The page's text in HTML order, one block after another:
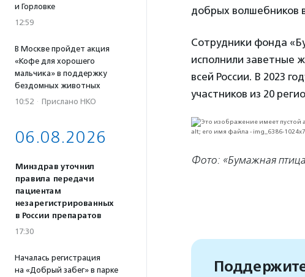
и Горловке
12:59
В Москве пройдет акция
«Кофе для хорошего
мальчика» в поддержку
бездомных животных
10:52 · Прислано НКО
06.08.2026
Минздрав уточнил
правила передачи
пациентам
незарегистрированных
в России препаратов
17:30
Началась регистрация
на «Добрый забег» в парке
добрых волшебников
Сотрудники фонда
исполнили заветные
всей России. В 2023
участников из 20
Фото: «Бумажная